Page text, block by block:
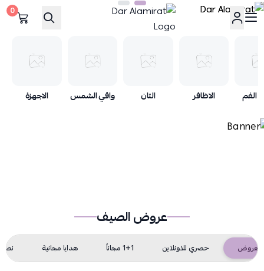
Dar Alamirat
0
الفم الاظافر التان واقي الشمس الاجهزة
عروض الصيف
حصري للاونلاين 1+1 مجاناً هدايا مجانية نص